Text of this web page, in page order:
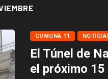
COMUNA 11
El Túnel de
el próximo 15